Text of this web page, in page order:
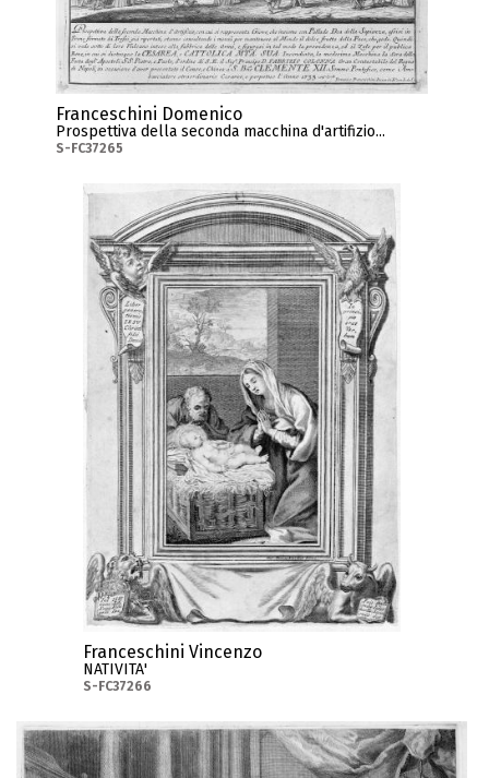
Franceschini Domenico
Prospettiva della seconda macchina d'artifizio...
S-FC37265
Franceschini Vincenzo
NATIVITA'
S-FC37266